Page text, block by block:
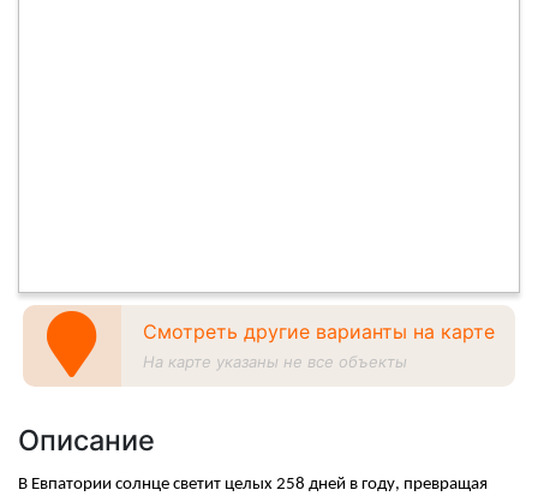
Смотреть другие варианты на карте
На карте указаны не все объекты
Описание
В Евпатории солнце светит целых 258 дней в году, превращая